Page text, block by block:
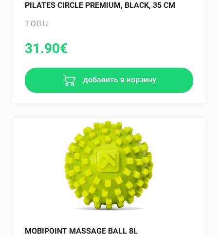
PILATES CIRCLE PREMIUM, BLACK, 35 CM
TOGU
31.90€
добавить в корзину
MOBIPOINT MASSAGE BALL 8L